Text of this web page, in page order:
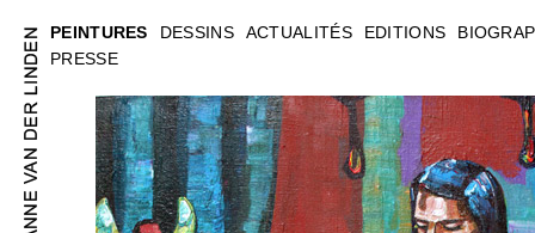
PEINTURES
PRESSE
DESSINS ACTUALITÉS EDITIONS